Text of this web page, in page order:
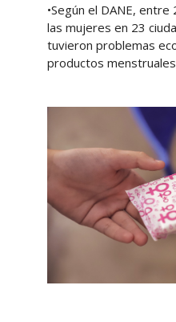
•Según el DANE,
las mujeres en 23
tuvieron problemas
productos